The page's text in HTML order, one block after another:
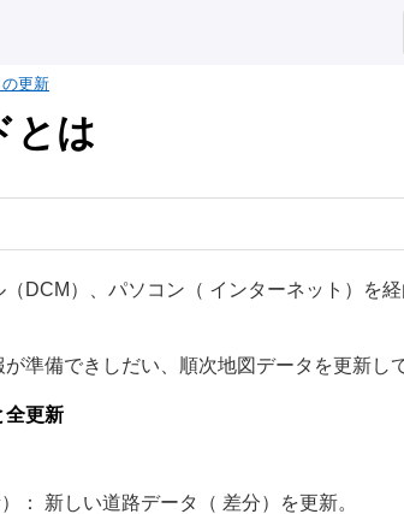
更新
とは
DCM）、パソコン（ インターネット）を
準備できしだい、順次地図データを更新し
全更新
： 新しい道路データ（ 差分）を更新。